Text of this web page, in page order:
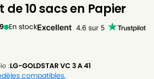
de 10 sacs en Papier
En stock
:LG-GOLDSTAR VC 3 A 41
compatibles.